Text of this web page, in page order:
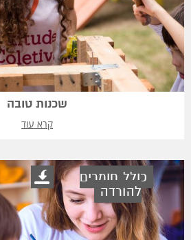
שכנות טובה
קרא עוד
כולל חומרים
להורדה